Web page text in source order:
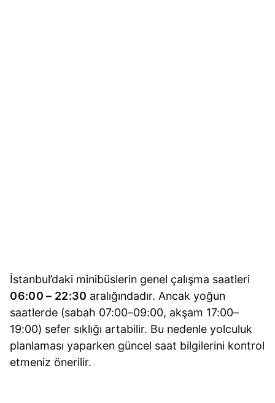
İstanbul’daki minibüslerin genel çalışma saatleri
06:00 – 22:30 aralığındadır. Ancak yoğun
saatlerde (sabah 07:00–09:00, akşam 17:00–
19:00) sefer sıklığı artabilir. Bu nedenle yolculuk
planlaması yaparken güncel saat bilgilerini kontrol
etmeniz önerilir.